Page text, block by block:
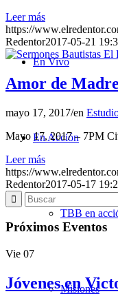
En Vivo
En Acción
TBB en
Misiones
Leer más
https://
Redentor2017-05-21
Amor de Madre
mayo 17, 2017/en
Mayo 17, 2017 – 7PM
Leer más
https://
Redentor2017-05-17
Próximos Eventos
Vie 07
Jóvenes en